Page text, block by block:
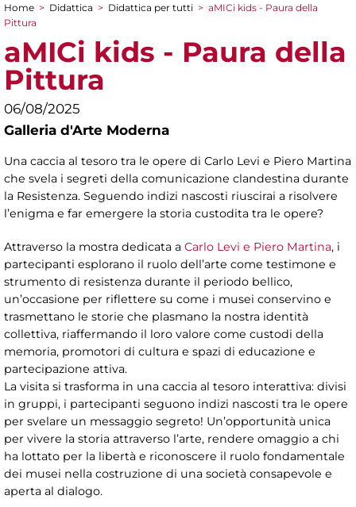
Tu sei qui
Home > Didattica > Didattica per tutti > aMICi kids - Paura della
Pittura
aMICi kids - Paura della
Pittura
06/08/2025
Galleria d'Arte Moderna
Una caccia al tesoro tra le opere di Carlo Levi e Piero Martina
che svela i segreti della comunicazione clandestina durante
la Resistenza. Seguendo indizi nascosti riuscirai a risolvere
l’enigma e far emergere la storia custodita tra le opere?
Attraverso la mostra dedicata a Carlo Levi e Piero Martina, i
partecipanti esplorano il ruolo dell’arte come testimone e
strumento di resistenza durante il periodo bellico,
un’occasione per riflettere su come i musei conservino e
trasmettano le storie che plasmano la nostra identità
collettiva, riaffermando il loro valore come custodi della
memoria, promotori di cultura e spazi di educazione e
partecipazione attiva.
La visita si trasforma in una caccia al tesoro interattiva: divisi
in gruppi, i partecipanti seguono indizi nascosti tra le opere
per svelare un messaggio segreto! Un’opportunità unica
per vivere la storia attraverso l’arte, rendere omaggio a chi
ha lottato per la libertà e riconoscere il ruolo fondamentale
dei musei nella costruzione di una società consapevole e
aperta al dialogo.